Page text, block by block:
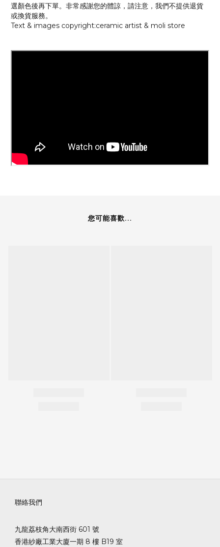
選顏色後再下單。非常感謝您的體諒，請注意，我們不提供退貨
或換貨服務。
Text & images copyright:ceramic artist & moli store
您可能喜歡...
聯絡我們
九龍荔枝角大南西街 601 號
香港紗廠工業大廈一期 8 樓 B19 室